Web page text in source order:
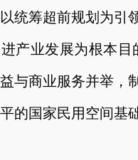
统筹超前规划为引
产业发展为根本
与商业服务并举，
的国家民用空间基